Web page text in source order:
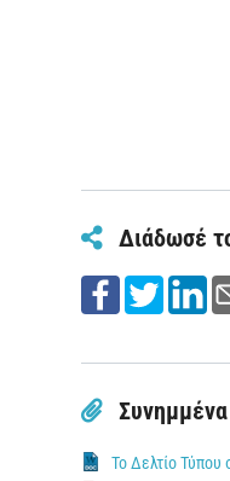
Διάδωσέ
Το Δελτίο